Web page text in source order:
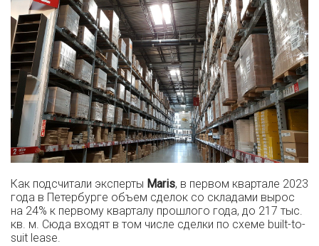
Как подсчитали эксперты Maris, в первом квартале 2023
года в Петербурге объем сделок со складами вырос
на 24% к первому кварталу прошлого года, до 217 тыс.
кв. м. Сюда входят в том числе сделки по схеме built-to-
suit lease.